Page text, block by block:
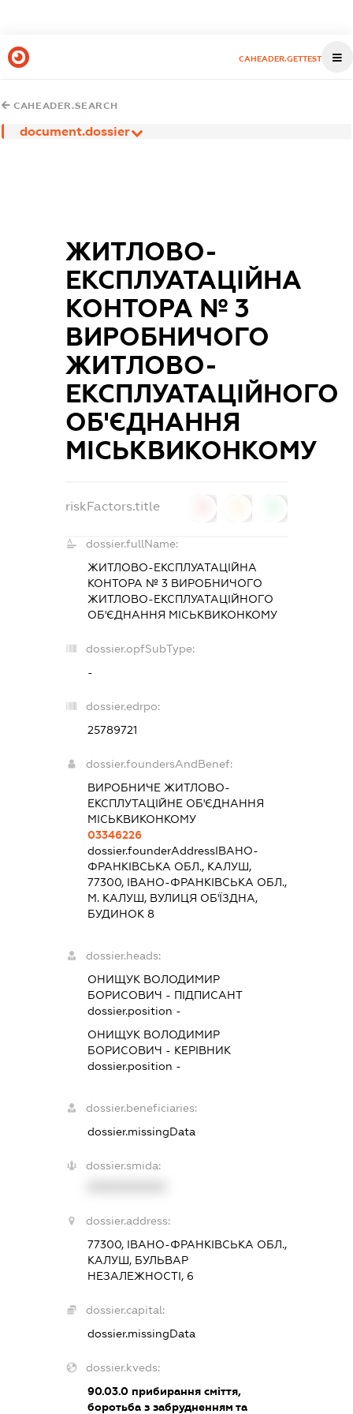
CAHEADER.GETTEST
CAHEADER.SEARCH
document.dossier
ЖИТЛОВО-
ЕКСПЛУАТАЦІЙНА
КОНТОРА № 3
ВИРОБНИЧОГО
ЖИТЛОВО-
ЕКСПЛУАТАЦІЙНОГО
ОБ'ЄДНАННЯ
МІСЬКВИКОНКОМУ
riskFactors.title
dossier.fullName:
ЖИТЛОВО-ЕКСПЛУАТАЦІЙНА
КОНТОРА № 3 ВИРОБНИЧОГО
ЖИТЛОВО-ЕКСПЛУАТАЦІЙНОГО
ОБ'ЄДНАННЯ МІСЬКВИКОНКОМУ
dossier.opfSubType:
-
dossier.edrpo:
25789721
dossier.foundersAndBenef:
ВИРОБНИЧЕ ЖИТЛОВО-
ЕКСПЛУТАЦІЙНЕ ОБ'ЄДНАННЯ
МІСЬКВИКОНКОМУ
03346226
dossier.founderAddressІВАНО-
ФРАНКІВСЬКА ОБЛ., КАЛУШ,
77300, ІВАНО-ФРАНКІВСЬКА ОБЛ.,
М. КАЛУШ, ВУЛИЦЯ ОБ'ЇЗДНА,
БУДИНОК 8
dossier.heads:
ОНИЩУК ВОЛОДИМИР
БОРИСОВИЧ - ПІДПИСАНТ
dossier.position -
ОНИЩУК ВОЛОДИМИР
БОРИСОВИЧ - КЕРІВНИК
dossier.position -
dossier.beneficiaries:
dossier.missingData
dossier.smida:
dossier.address:
77300, ІВАНО-ФРАНКІВСЬКА ОБЛ.,
КАЛУШ, БУЛЬВАР
НЕЗАЛЕЖНОСТІ, 6
dossier.capital:
dossier.missingData
dossier.kveds:
90.03.0 прибирання сміття,
боротьба з забрудненням та